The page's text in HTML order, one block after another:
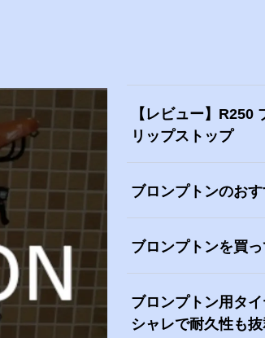
【レビュー】R250
リップストップ
ブロンプトンのお
ブロンプトンを買
ブロンプトン用タ
シャレで耐久性も抜